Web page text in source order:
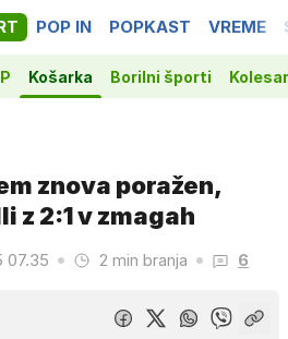
POP IN POPKAST VREME
Košarka Borilni športi
znova poražen,
z 2:1 v zmagah
07.35 2 min branja 6